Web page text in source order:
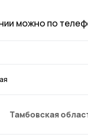
можно по
Тамбовская